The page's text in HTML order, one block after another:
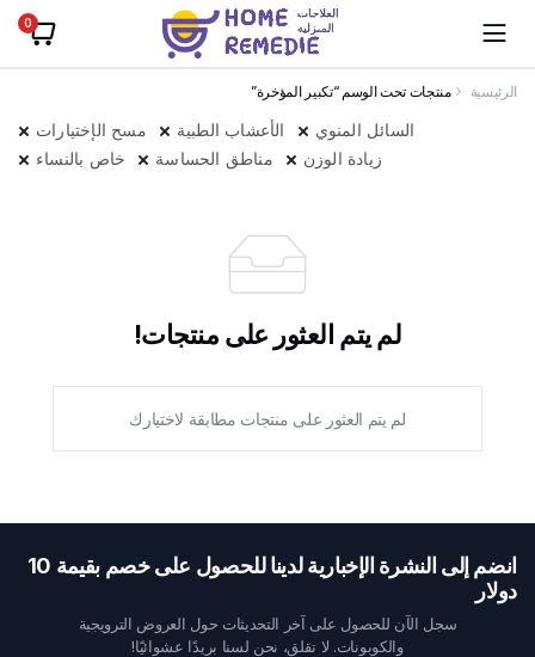
0
الرئيسية منتجات تحت الوسم “تكبير المؤخرة”
مسح الإختيارات الأعشاب الطبية
السائل المنوي
خاص بالنساء
مناطق الحساسة زيادة الوزن
لم يتم العثور على منتجات!
لم يتم العثور على منتجات مطابقة لاختيارك
انضم إلى النشرة الإخبارية لدينا للحصول على خصم بقيمة 10
دولار
سجل الآن للحصول على آخر التحديثات حول العروض الترويجية
والكوبونات. لا تقلق، نحن لسنا بريدًا عشوائيًا!